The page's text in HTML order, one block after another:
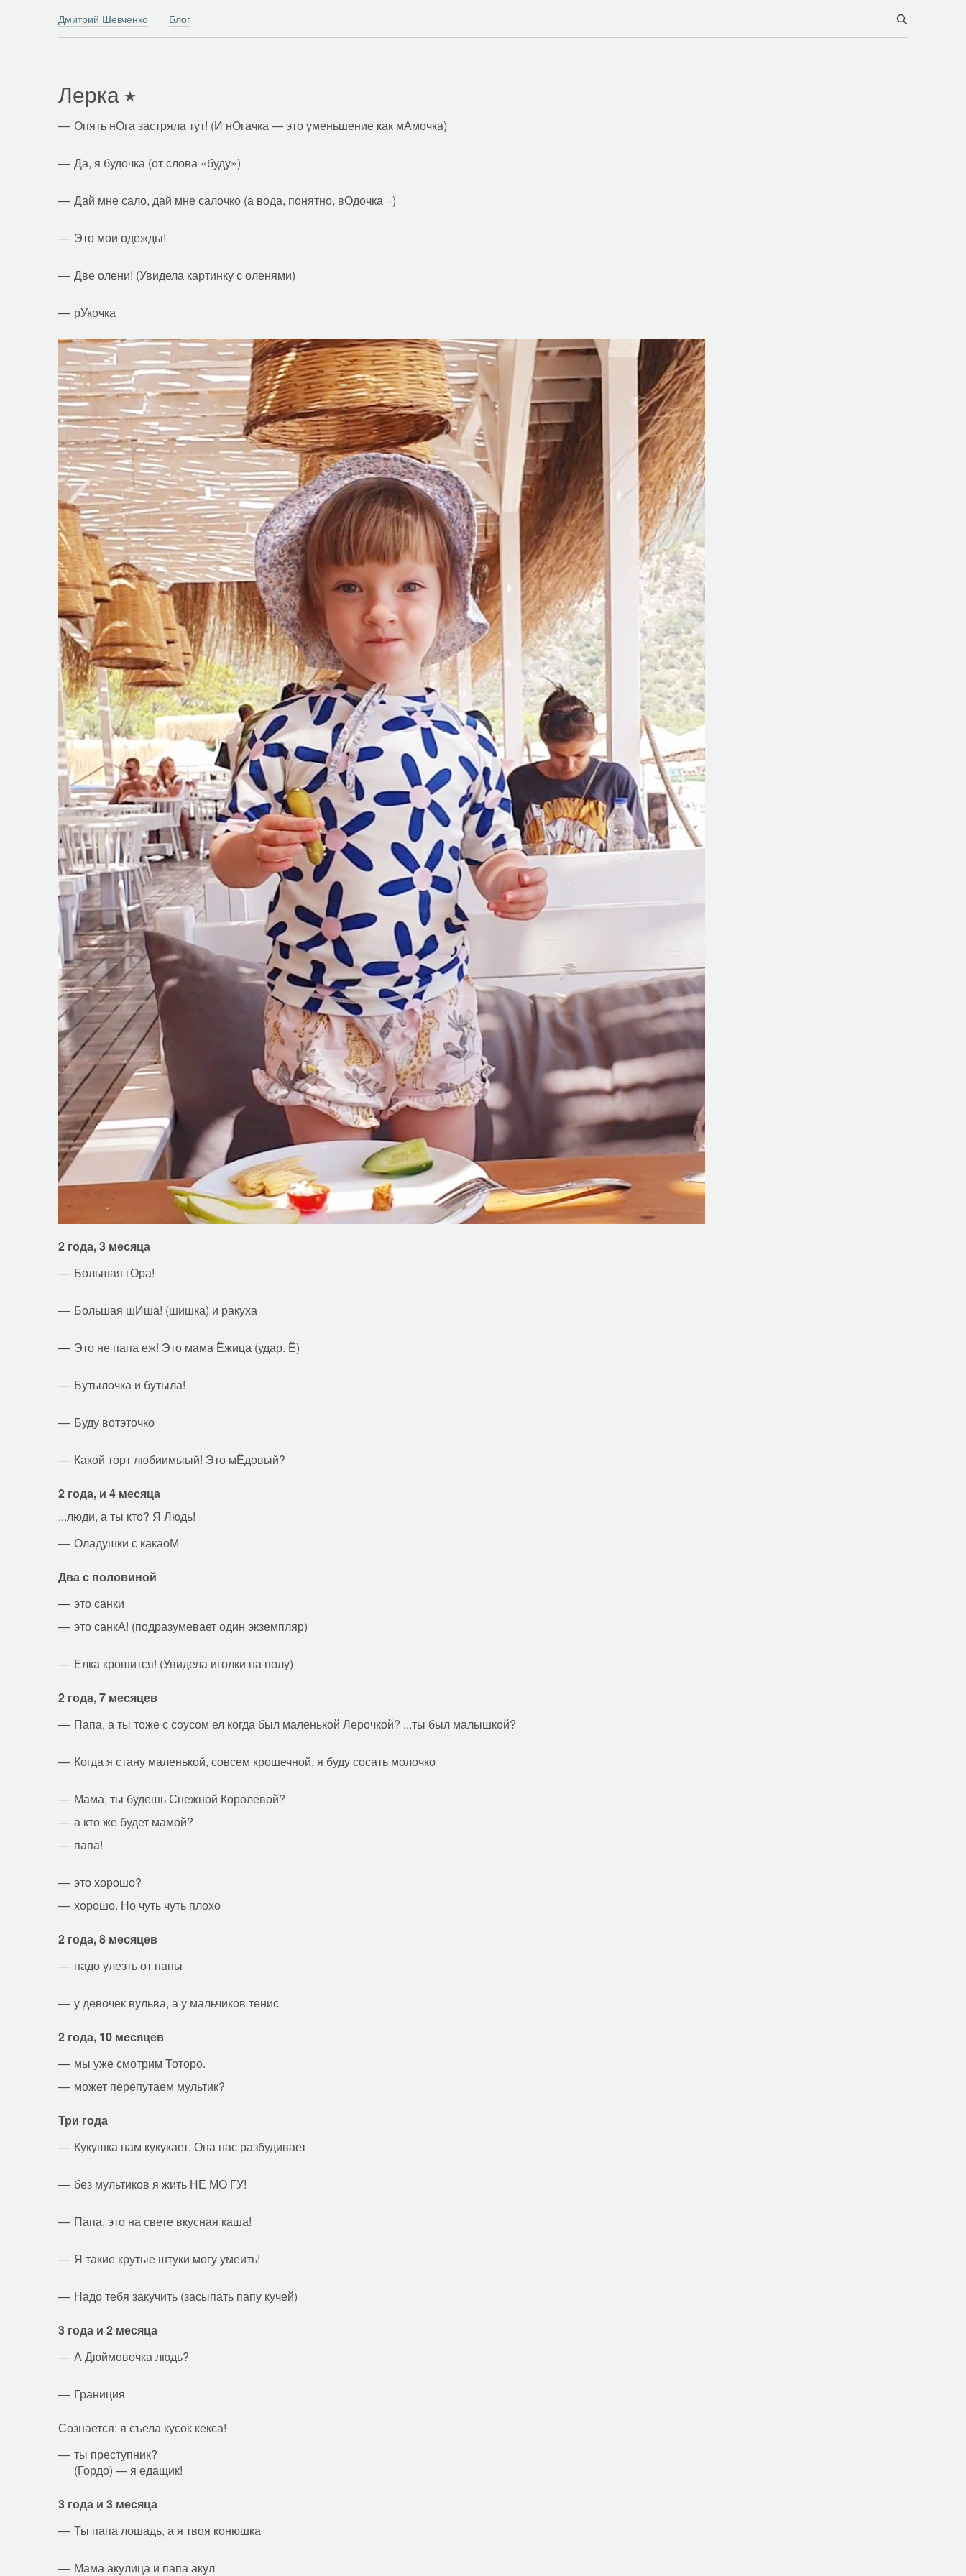
Дмитрий Шевченко Блог
Лерка
Опять нОга застряла тут! (И нОгачка — это уменьшение как мАмочка)
Да, я будочка (от слова «буду»)
Дай мне сало, дай мне салочко (а вода, понятно, вОдочка =)
Это мои одежды!
Две олени! (Увидела картинку с оленями)
рУкочка
2 года, 3 месяца
Большая гОра!
Большая шИша! (шишка) и ракуха
Это не папа еж! Это мама Ёжица (удар. Ё)
Бутылочка и бутыла!
Буду вотэточко
Какой торт любиимыый! Это мЁдовый?
2 года, и 4 месяца
...люди, а ты кто? Я Людь!
Оладушки с какаоМ
Два с половиной
это санки
это санкА! (подразумевает один экземпляр)
Елка крошится! (Увидела иголки на полу)
2 года, 7 месяцев
Папа, а ты тоже с соусом ел когда был маленькой Лерочкой? ...ты был малышкой?
Когда я стану маленькой, совсем крошечной, я буду сосать молочко
Мама, ты будешь Снежной Королевой?
а кто же будет мамой?
папа!
это хорошо?
хорошо. Но чуть чуть плохо
2 года, 8 месяцев
надо улезть от папы
у девочек вульва, а у мальчиков тенис
2 года, 10 месяцев
мы уже смотрим Тоторо.
может перепутаем мультик?
Три года
Кукушка нам кукукает. Она нас разбудивает
без мультиков я жить НЕ МО ГУ!
Папа, это на свете вкусная каша!
Я такие крутые штуки могу умеить!
Надо тебя закучить (засыпать папу кучей)
3 года и 2 месяца
А Дюймовочка людь?
Границия
Сознается: я съела кусок кекса!
ты преступник?
(Гордо) — я едащик!
3 года и 3 месяца
Ты папа лошадь, а я твоя конюшка
Мама акулица и папа акул